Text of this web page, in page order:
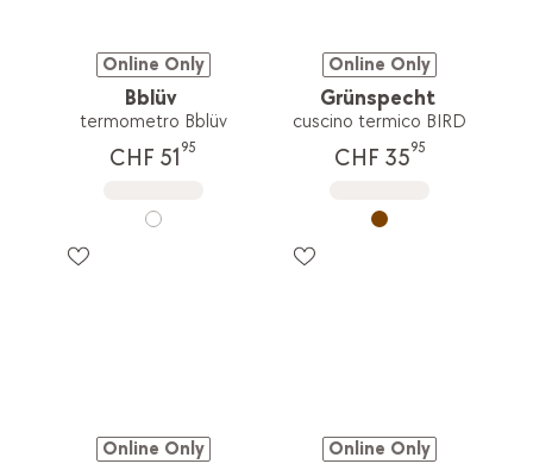
Online Only
Bblüv
termometro Bblüv
CHF 51 95
Online Only
Grünspecht
cuscino termico BIRD
CHF 3595
Online Only Online Only